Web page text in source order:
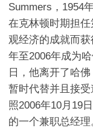
Summers，1954
在克林顿时期担
观经济的成就而获
年至2006年成为
日，他离开了哈
暂时代替并且接
照2006年10月19
的一个兼职总经理